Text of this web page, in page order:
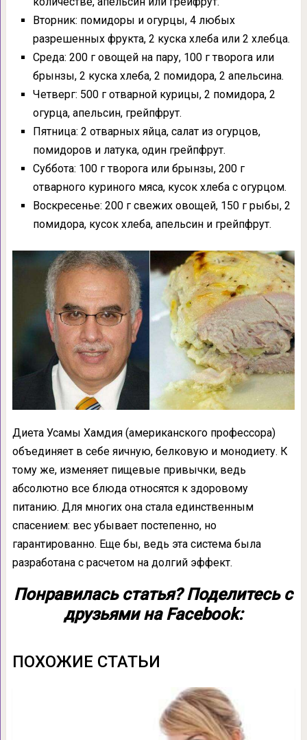
Вторник: помидоры и огурцы, 4 любых
разрешенных фрукта, 2 куска хлеба или 2 хлебца.
Среда: 200 г овощей на пару, 100 г творога или
брынзы, 2 куска хлеба, 2 помидора, 2 апельсина.
Четверг: 500 г отварной курицы, 2 помидора, 2
огурца, апельсин, грейпфрут.
Пятница: 2 отварных яйца, салат из огурцов,
помидоров и латука, один грейпфрут.
Суббота: 100 г творога или брынзы, 200 г
отварного куриного мяса, кусок хлеба с огурцом.
Воскресенье: 200 г свежих овощей, 150 г рыбы, 2
помидора, кусок хлеба, апельсин и грейпфрут.
Диета Усамы Хамдия (американского профессора)
объединяет в себе яичную, белковую и монодиету. К
тому же, изменяет пищевые привычки, ведь
абсолютно все блюда относятся к здоровому
питанию. Для многих она стала единственным
спасением: вес убывает постепенно, но
гарантированно. Еще бы, ведь эта система была
разработана с расчетом на долгий эффект.
Понравилась статья? Поделитесь с
друзьями на Facebook:
ПОХОЖИЕ СТАТЬИ